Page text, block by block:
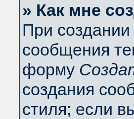
» Как мне
При
сообщения
форму
создания
стиля; если